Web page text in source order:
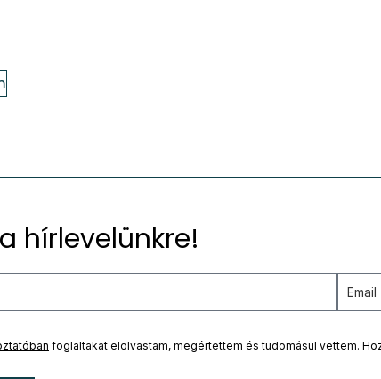
hírlevelünkre!
foglaltakat elolvastam, megértettem és tudomásul vettem.